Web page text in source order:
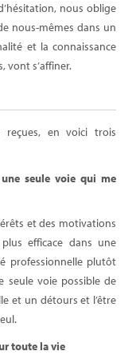
nous oblige
nous-mêmes dans un
et la connaissance
vont s’affiner.
reçues, en voici trois
seule voie qui me
et des motivations
efficace dans une
professionnelle plutôt
seule voie possible de
et un détours et l’être
toute la vie